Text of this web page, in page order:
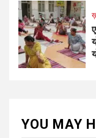
YOU MAY